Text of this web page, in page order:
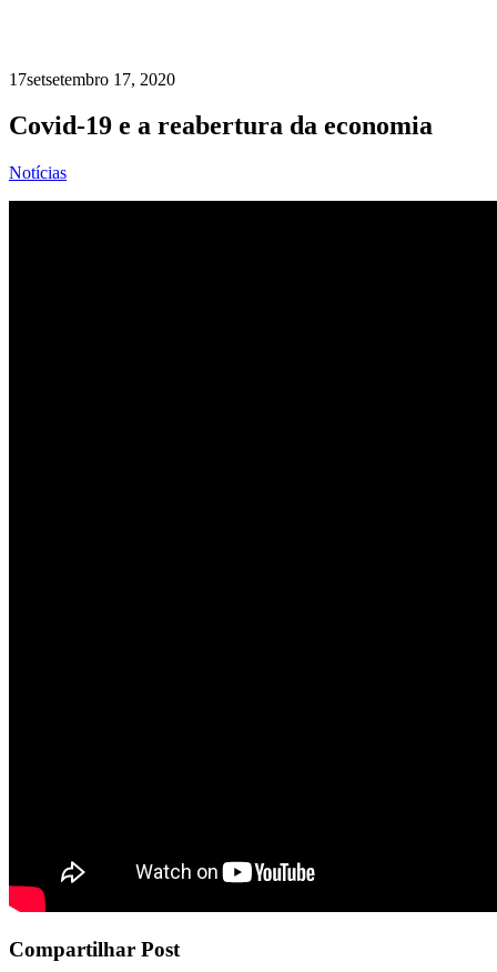
17setsetembro 17, 2020
Covid-19 e a reabertura da economia
Notícias
Compartilhar Post